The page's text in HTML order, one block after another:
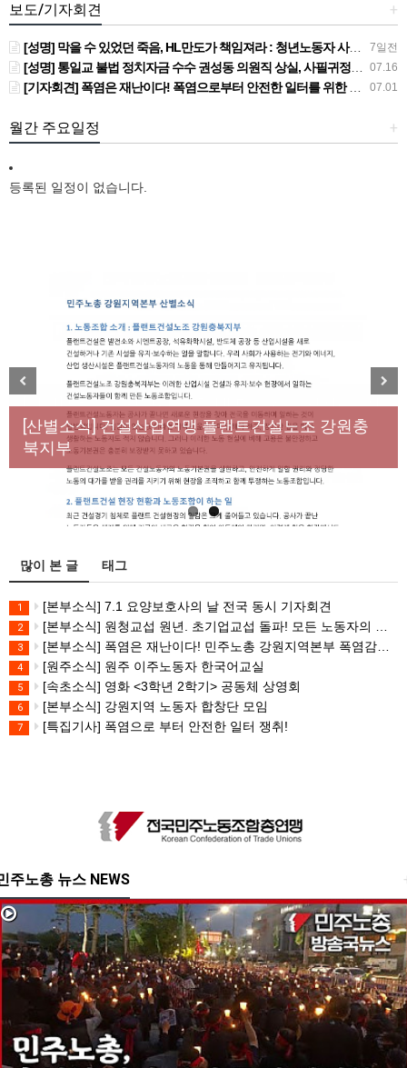
+
보도/기자회견
7일전
[성명] 막을 수 있었던 죽음, HL만도가 책임져라 : 청년노동자 사망사고의 철저한 진상규명과 재발방지 대책 마련하라
07.16
[성명] 통일교 불법 정치자금 수수 권성동 의원직 상실, 사필귀정이다
07.01
[기자회견] 폭염은 재난이다! 폭염으로부터 안전한 일터를 위한 민주노총 강원지역본부 폭염감시단 선포 기자회견
+
월간 주요일정
등록된 일정이 없습니다.
[성명] 막을 수 있었던 죽음, HL만도가 책임져라 : 청
년노동자 사망사고의 철저한 진상규명과 재발방지
대책 마련하라
[산별소식] 건설산업연맹 플랜트건설노조 강원충
북지부
Previous Next
많이 본 글 태그
1 [본부소식] 7.1 요양보호사의 날 전국 동시 기자회견
2 [본부소식] 원청교섭 원년. 초기업교섭 돌파! 모든 노동자의 노동기본권 쟁취! 민주노총 7.15 총파업대회
3 [본부소식] 폭염은 재난이다! 민주노총 강원지역본부 폭염감시단 선포 기자회견
4 [원주소식] 원주 이주노동자 한국어교실
5 [속초소식] 영화 <3학년 2학기> 공동체 상영회
6 [본부소식] 강원지역 노동자 합창단 모임
7 [특집기사] 폭염으로 부터 안전한 일터 쟁취!
주노총 뉴스 NEWS